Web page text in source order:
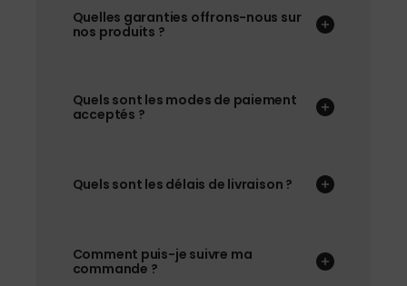
Quelles garanties offrons-nous sur
nos produits ?
Quels sont les modes de paiement
acceptés ?
Quels sont les délais de livraison ?
Comment puis-je suivre ma
commande ?